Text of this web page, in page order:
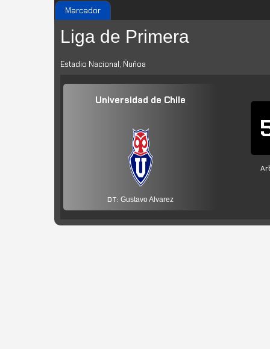
Marcador
Liga de Primera
Estadio Nacional, Ñuñoa
Universidad de Chile
DT:Gustavo Alvarez